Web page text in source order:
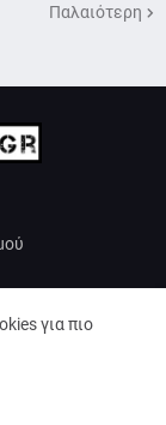
Παλαιότερη
για πιο